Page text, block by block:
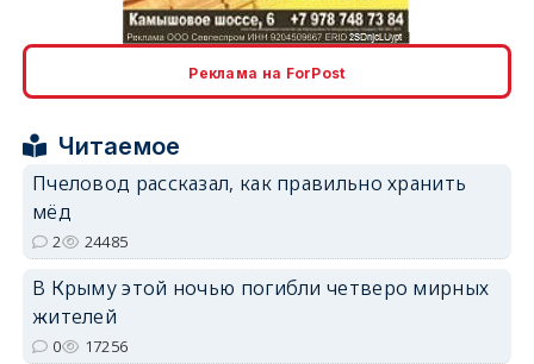
Реклама на ForPost
Читаемое
Пчеловод рассказал, как правильно хранить
мёд
2 24485
В Крыму этой ночью погибли четверо мирных
жителей
0 17256